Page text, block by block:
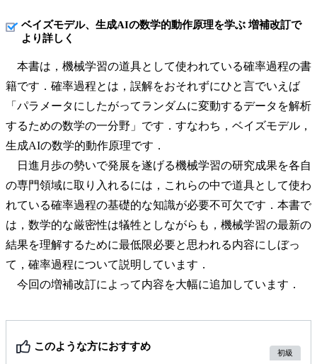
ベイズモデル、生成AIの数学的動作原理を学ぶ 増補改訂で
より詳しく
本書は，機械学習の道具として使われている確率過程の書
籍です．確率過程とは，誤解をおそれずにひと言でいえば
「パラメータにしたがってランダムに変動するデータを解析
するための数学の一分野」です．すなわち，ベイズモデル，
生成AIの数学的動作原理です．
日進月歩の勢いで発展を遂げる機械学習の研究成果を各自
の専門領域に取り入れるには，これらの中で道具として使わ
れている確率過程の基礎的な知識が必要不可欠です．本書で
は，数学的な厳密性は犠牲としながらも，機械学習の最新の
結果を理解するために最低限必要と思われる内容にしぼっ
て，確率過程について説明しています．
今回の増補改訂によって内容を大幅に追加しています．
このような方におすすめ
初級